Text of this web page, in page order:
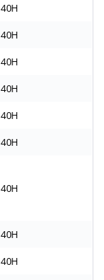
40H
40H
40H
40H
40H
40H
40H
40H
40H